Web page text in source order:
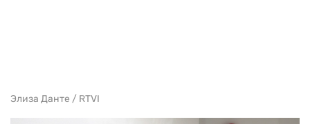
Элиза Данте / RTVI